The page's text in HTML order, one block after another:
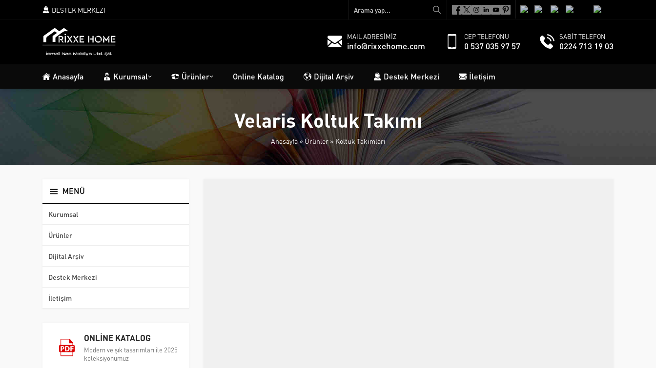
DESTEK MERKEZİ
MAIL ADRESİMİZ
info@rixxehome.com
CEP TELEFONU
0 537 035 97 57
SABİT TELEFON
0224 713 19 03
Anasayfa Kurumsal Ürünler Online Katalog Dijital Arşiv Destek Merkezi İletişim
Velaris Koltuk Takımı
Anasayfa»Ürünler» Koltuk Takımları
MENÜ
Kurumsal
Ürünler
Dijital Arşiv
Destek Merkezi
İletişim
ONLİNE KATALOG
Modern ve şık tasarımları ile 2025
koleksiyonumuz